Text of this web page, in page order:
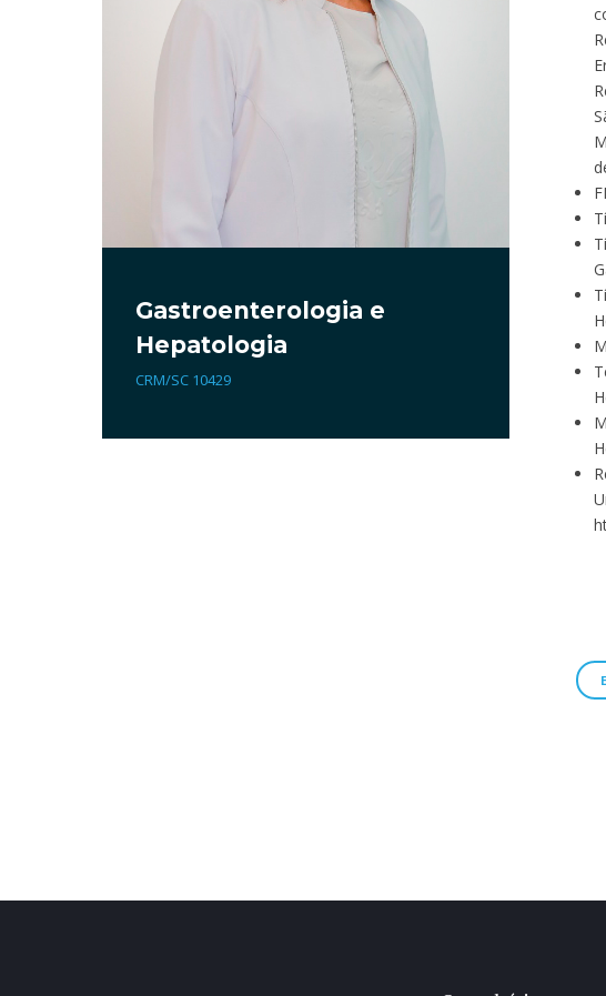
Gastroenterologia e
Hepatologia
CRM/SC 10429